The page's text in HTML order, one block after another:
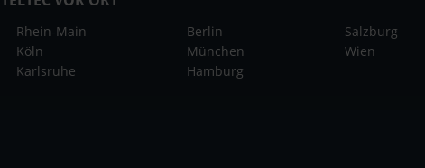
Rhein-Main
Köln
Karlsruhe
Berlin
München
Hamburg
Salzburg
Wien